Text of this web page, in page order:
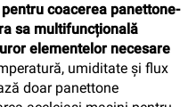
coacerea panettone-
sa multifuncțională
elementelor necesare
umiditate și flux
doar panettone